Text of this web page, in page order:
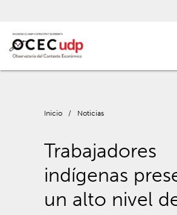
Inicio / Noticias
Trabajadores
indígenas
un alto nivel